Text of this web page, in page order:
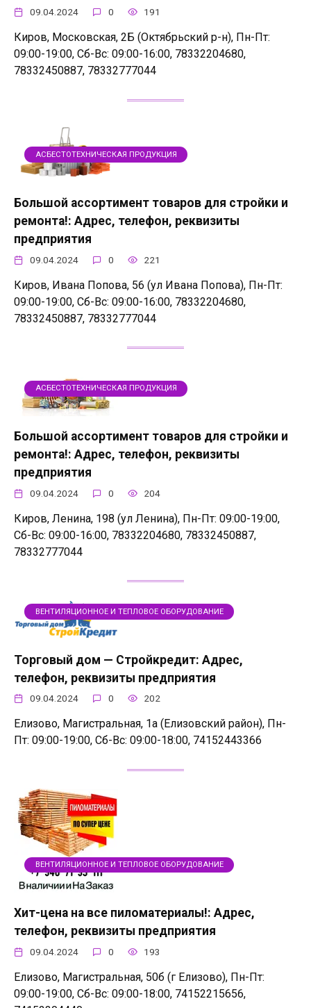
09.04.2024 0 191
Киров, Московская, 2Б (Октябрьский р-н), Пн-Пт:
09:00-19:00, Сб-Вс: 09:00-16:00, 78332204680,
78332450887, 78332777044
АСБЕСТОТЕХНИЧЕСКАЯ ПРОДУКЦИЯ
Большой ассортимент товаров для стройки и
ремонта!: Адрес, телефон, реквизиты
предприятия
09.04.2024 0 221
Киров, Ивана Попова, 56 (ул Ивана Попова), Пн-Пт:
09:00-19:00, Сб-Вс: 09:00-16:00, 78332204680,
78332450887, 78332777044
АСБЕСТОТЕХНИЧЕСКАЯ ПРОДУКЦИЯ
Большой ассортимент товаров для стройки и
ремонта!: Адрес, телефон, реквизиты
предприятия
09.04.2024 0 204
Киров, Ленина, 198 (ул Ленина), Пн-Пт: 09:00-19:00,
Сб-Вс: 09:00-16:00, 78332204680, 78332450887,
78332777044
ВЕНТИЛЯЦИОННОЕ И ТЕПЛОВОЕ ОБОРУДОВАНИЕ
Торговый дом — Стройкредит: Адрес,
телефон, реквизиты предприятия
09.04.2024 0 202
Елизово, Магистральная, 1а (Елизовский район), Пн-
Пт: 09:00-19:00, Сб-Вс: 09:00-18:00, 74152443366
ВЕНТИЛЯЦИОННОЕ И ТЕПЛОВОЕ ОБОРУДОВАНИЕ
Хит-цена на все пиломатериалы!: Адрес,
телефон, реквизиты предприятия
09.04.2024 0 193
Елизово, Магистральная, 50б (г Елизово), Пн-Пт:
09:00-19:00, Сб-Вс: 09:00-18:00, 74152215656,